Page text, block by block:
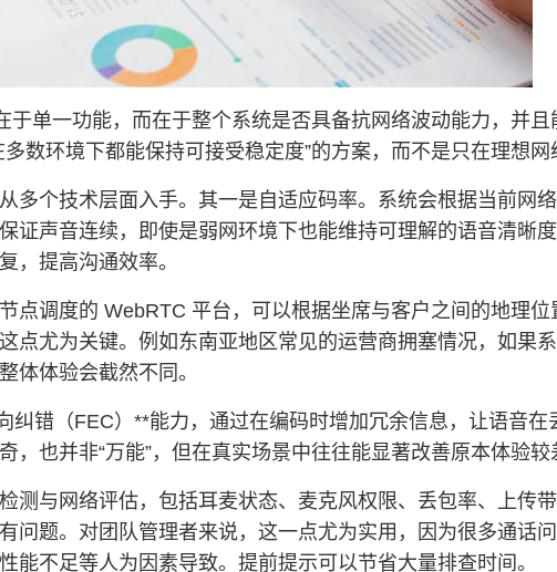
于单一功能，而在于整个系统是否具备抗网络波动能力，并且
数环境下都能保持可接受稳定度”的方案，而不是只在理想网
多个技术层面入手。其一是自适应码率。系统会根据当前网
证声音连续，即使是弱网环境下也能维持可理解的语音清晰
，提高沟通效率。
点调度的 WebRTC 平台，可以根据坐席与客户之间的地理
点尤为关键。例如东南亚地区常见的运营商拥塞情况，如果
体体验会截然不同。
纠错（FEC）**能力，通过在编码时增加冗余信息，让语音
也并非“万能”，但在真实场景中往往能显著改善原本体验较
测与网络评估，包括耳麦状态、麦克风权限、丢包率、上传
问题。对团队管理者来说，这一点尤为实用，因为很多通话
能不足等人为因素导致。提前提示可以节省大量排查时间。